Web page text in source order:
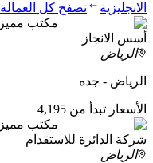
الانجليزية
تصفح كل العمالة
مكتب مميز
أسس الانجاز
الرياض
الرياض - جده
الأسعار تبدأ من 4,195
مكتب مميز
شركة الدائرة للاستقدام
الرياض